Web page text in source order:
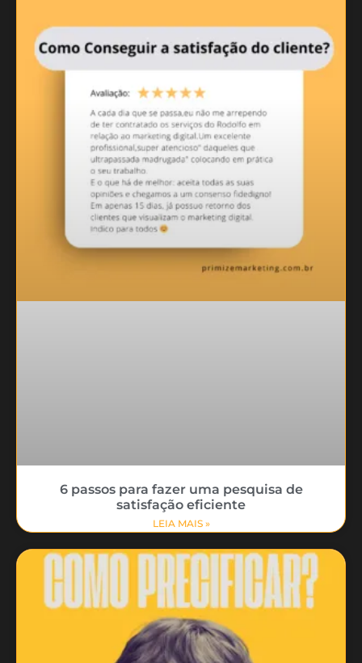
6 passos para fazer uma pesquisa de
satisfação eficiente
LEIA MAIS »